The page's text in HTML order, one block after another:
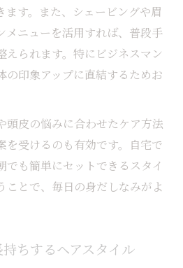
ます。また、シェービングや眉
メニューを活用すれば、普段手
えられます。特にビジネスマン
の印象アップに直結するためお
頭皮の悩みに合わせたケア方法
を受けるのも有効です。自宅で
でも簡単にセットできるスタイ
ことで、毎日の身だしなみがよ
ちするヘアスタイル